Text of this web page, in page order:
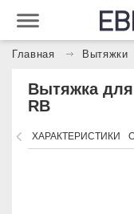
Главная Вытяжки
Вытяжка для
RB
ХАРАКТЕРИСТИКИ